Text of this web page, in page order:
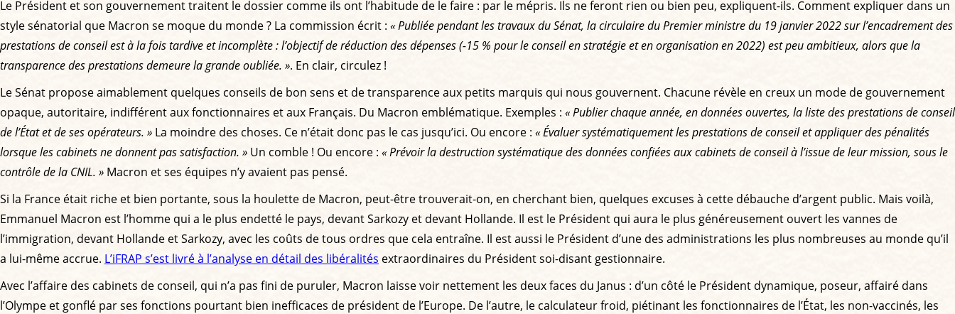
Le Président et son gouvernement traitent le dossier comme ils ont l’habitude de le faire : par le mépris. Ils ne feront rien ou bien peu, expliquent-ils. Comment expliquer dans un
style sénatorial que Macron se moque du monde ? La commission écrit : « Publiée pendant les travaux du Sénat, la circulaire du Premier ministre du 19 janvier 2022 sur l’encadrement des
prestations de conseil est à la fois tardive et incomplète : l’objectif de réduction des dépenses (-15 % pour le conseil en stratégie et en organisation en 2022) est peu ambitieux, alors que la
transparence des prestations demeure la grande oubliée. ». En clair, circulez !
Le Sénat propose aimablement quelques conseils de bon sens et de transparence aux petits marquis qui nous gouvernent. Chacune révèle en creux un mode de gouvernement
opaque, autoritaire, indifférent aux fonctionnaires et aux Français. Du Macron emblématique. Exemples : « Publier chaque année, en données ouvertes, la liste des prestations de conseil
de l’État et de ses opérateurs. » La moindre des choses. Ce n’était donc pas le cas jusqu’ici. Ou encore : « Évaluer systématiquement les prestations de conseil et appliquer des pénalités
lorsque les cabinets ne donnent pas satisfaction. » Un comble ! Ou encore : « Prévoir la destruction systématique des données confiées aux cabinets de conseil à l’issue de leur mission, sous le
contrôle de la CNIL. » Macron et ses équipes n’y avaient pas pensé.
Si la France était riche et bien portante, sous la houlette de Macron, peut-être trouverait-on, en cherchant bien, quelques excuses à cette débauche d’argent public. Mais voilà,
Emmanuel Macron est l’homme qui a le plus endetté le pays, devant Sarkozy et devant Hollande. Il est le Président qui aura le plus généreusement ouvert les vannes de
l’immigration, devant Hollande et Sarkozy, avec les coûts de tous ordres que cela entraîne. Il est aussi le Président d’une des administrations les plus nombreuses au monde qu’il
a lui-même accrue. L’iFRAP s’est livré à l’analyse en détail des libéralités extraordinaires du Président soi-disant gestionnaire.
Avec l’affaire des cabinets de conseil, qui n’a pas fini de puruler, Macron laisse voir nettement les deux faces du Janus : d’un côté le Président dynamique, poseur, affairé dans
l’Olympe et gonflé par ses fonctions pourtant bien inefficaces de président de l’Europe. De l’autre, le calculateur froid, piétinant les fonctionnaires de l’État, les non-vaccinés, les